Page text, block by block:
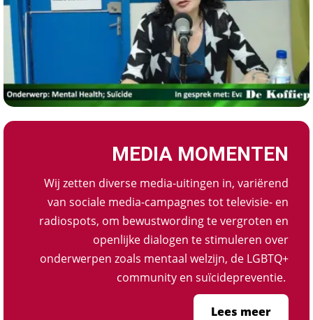
MEDIA MOMENTEN
Wij zetten diverse media-uitingen in, variërend
van sociale media-campagnes tot televisie- en
radiospots, om bewustwording te vergroten en
openlijke dialogen te stimuleren over
onderwerpen zoals mentaal welzijn, de LGBTQ+
community en suïcidepreventie.
Lees meer